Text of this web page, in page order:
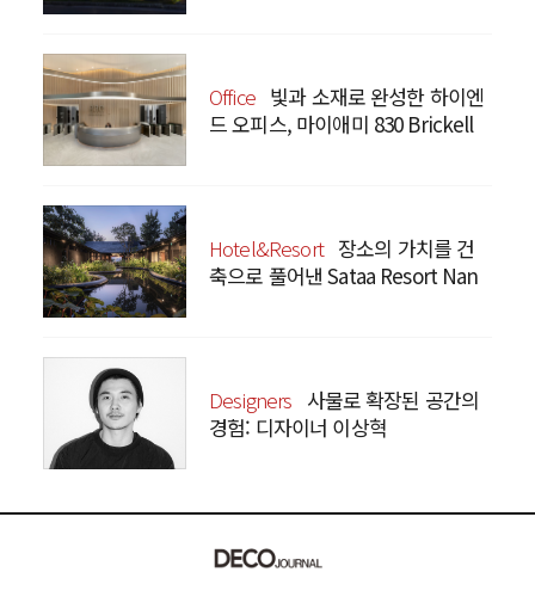
Office 빛과 소재로 완성한 하이엔
드 오피스, 마이애미 830 Brickell
Hotel&Resort 장소의 가치를 건
축으로 풀어낸 Sataa Resort Nan
Designers 사물로 확장된 공간의
경험: 디자이너 이상혁